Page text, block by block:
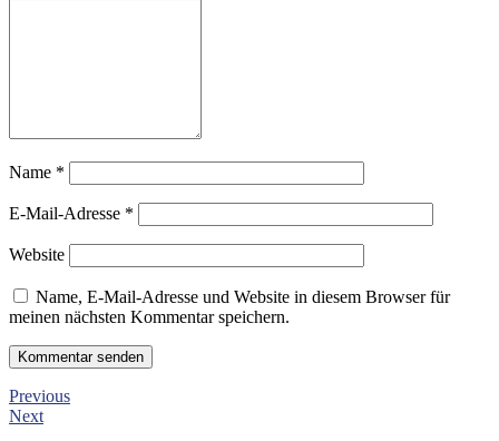
Name *
E-Mail-Adresse *
Website
Name, E-Mail-Adresse und Website in diesem Browser für
meinen nächsten Kommentar speichern.
Previous
Next